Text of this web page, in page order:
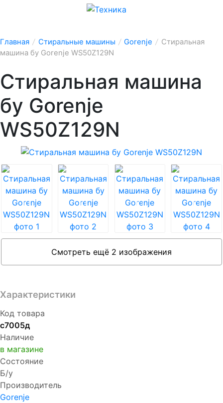
Главная / Стиральные машины / Gorenje / Стиральная
машина бу Gorenje WS50Z129N
Стиральная машина
бу Gorenje
WS50Z129N
Смотреть ещё 2 изображения
Характеристики
Код товара
с7005д
Наличие
в магазине
Состояние
Б/у
Производитель
Gorenje